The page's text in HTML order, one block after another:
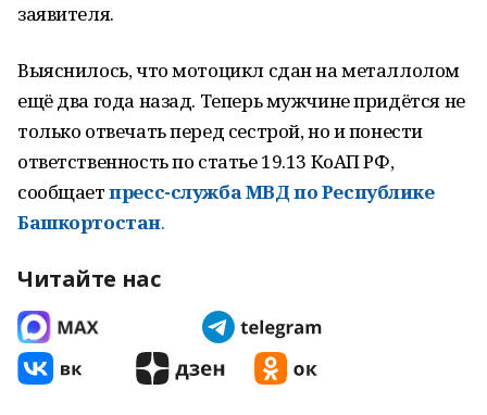
заявителя.
Выяснилось, что мотоцикл сдан на металлолом
ещё два года назад. Теперь мужчине придётся не
только отвечать перед сестрой, но и понести
ответственность по статье 19.13 КоАП РФ,
сообщаетпресс-служба МВД по Республике
Башкортостан.
Читайте нас